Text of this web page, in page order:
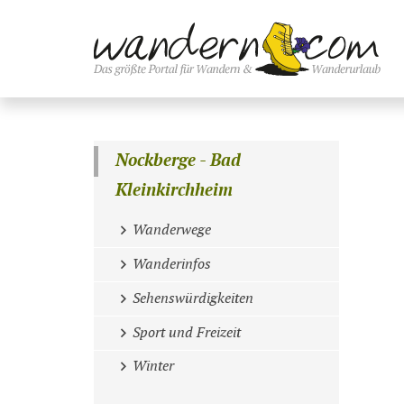
Nockberge - Bad
Kleinkirchheim
Wanderwege
Wanderinfos
Sehenswürdigkeiten
Sport und Freizeit
Winter